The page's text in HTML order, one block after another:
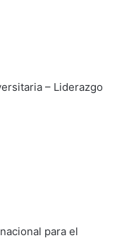
– Liderazgo
para el